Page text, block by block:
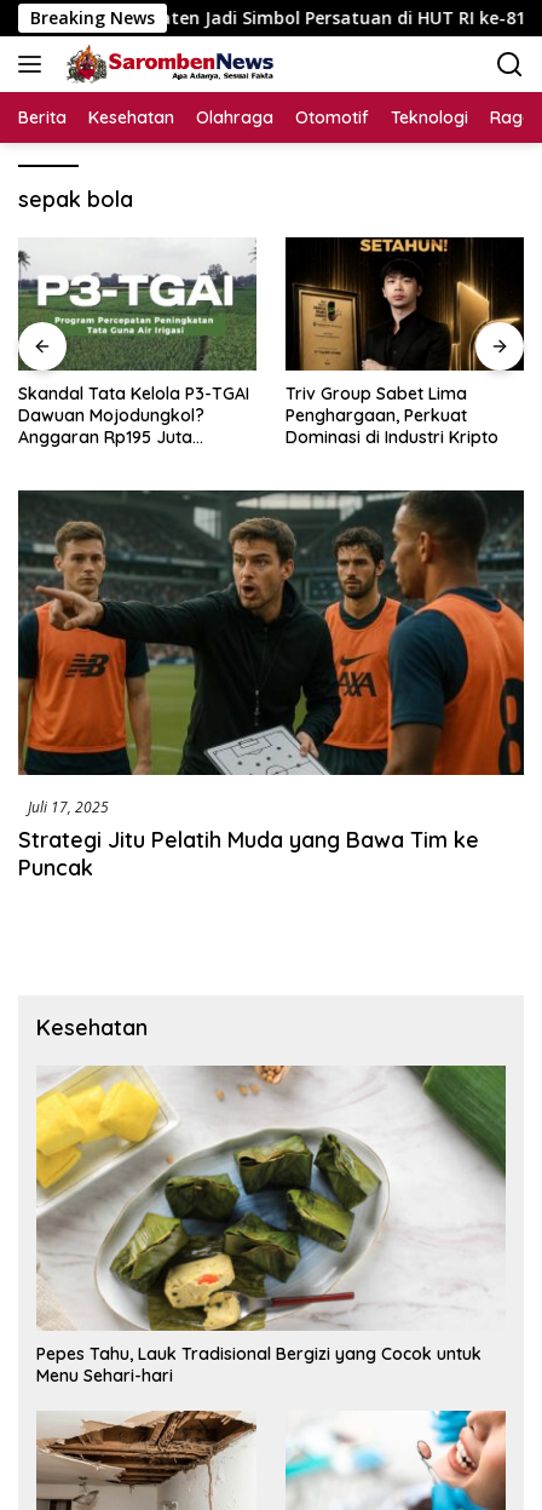
Langsung
ke
konten
Breaking News
Kabupaten Jadi Simbol Persatuan di HUT RI ke-81
Berita Kesehatan Olahraga Otomotif Teknologi
sepak bola
Skandal Tata Kelola P3-TGAI
Dawuan Mojodungkol?
Anggaran Rp195 Juta
Triv Group Sabet Lima
Penghargaan, Perkuat
Dominasi di Industri Kripto
Juli 17, 2025
Strategi Jitu Pelatih Muda yang Bawa Tim ke
Puncak
Kesehatan
Pepes Tahu, Lauk Tradisional Bergizi yang Cocok untuk
Menu Sehari-hari